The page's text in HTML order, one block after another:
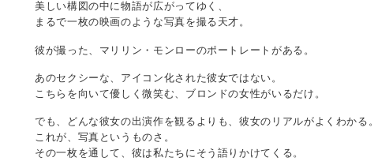
美しい構図の中に物語が広がってゆく、
まるで一枚の映画のような写真を撮る天才。
彼が撮った、マリリン・モンローのポートレートがある。
あのセクシーな、アイコン化された彼女ではない。
こちらを向いて優しく微笑む、ブロンドの女性がいるだけ。
でも、どんな彼女の出演作を観るよりも、彼女のリアルがよくわかる
これが、写真というものさ。
その一枚を通して、彼は私たちにそう語りかけてくる。